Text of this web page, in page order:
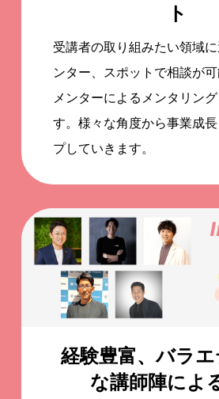
ト
受講者の取り組みたい領域
ンター、スポットで相談が
メンターによるメンタリン
す。様々な角度から事業成
プしていきます。
経験豊富、バラ
な講師陣によ